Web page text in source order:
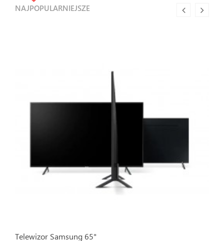
NAJPOPULARNIEJSZE
Telewizor Samsung 65"